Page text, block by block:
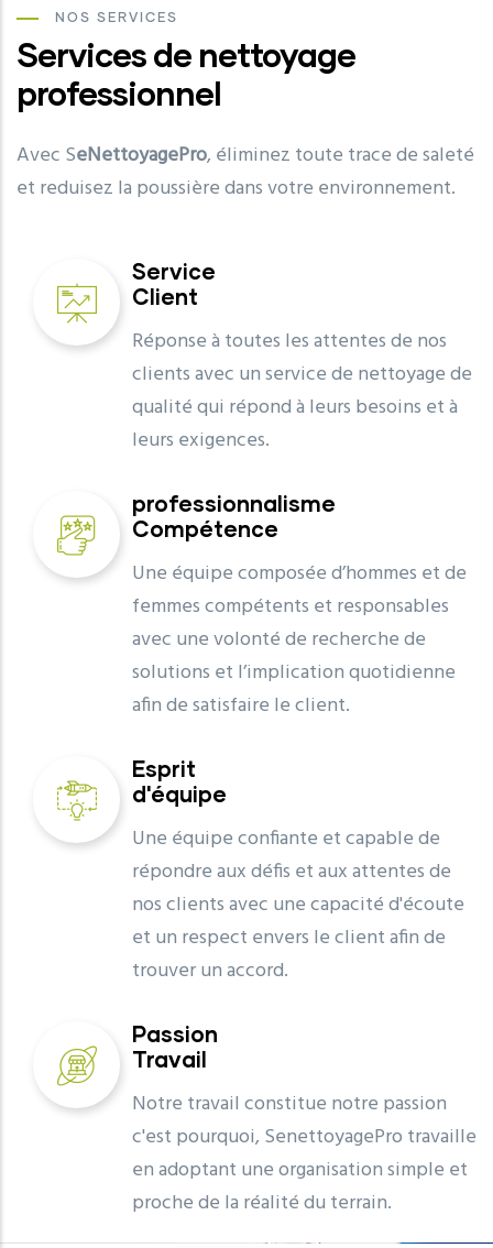
NOS SERVICES
Services de nettoyage
professionnel
Avec SeNettoyagePro, éliminez toute trace de saleté
et reduisez la poussière dans votre environnement.
Service
Client
Réponse à toutes les attentes de nos
clients avec un service de nettoyage de
qualité qui répond à leurs besoins et à
leurs exigences.
professionnalisme
Compétence
Une équipe composée d’hommes et de
femmes compétents et responsables
avec une volonté de recherche de
solutions et l’implication quotidienne
afin de satisfaire le client.
Esprit
d'équipe
Une équipe confiante et capable de
répondre aux défis et aux attentes de
nos clients avec une capacité d'écoute
et un respect envers le client afin de
trouver un accord.
Passion
Travail
Notre travail constitue notre passion
c'est pourquoi, SenettoyagePro travaille
en adoptant une organisation simple et
proche de la réalité du terrain.